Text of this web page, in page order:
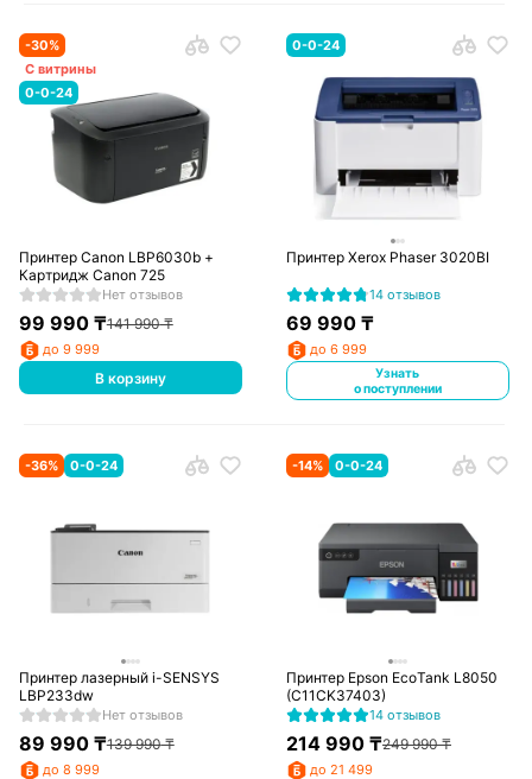
-30%
С витрины
0-0-24
Принтер Canon LBP6030b +
Картридж Canon 725
Нет отзывов
99 990₸141 990₸
до 9 999
В корзину
0-0-24
Принтер Xerox Phaser 3020BI
14 отзывов
69 990 ₸
до 6 999
Узнать
о поступлении
-36% 0-0-24
Принтер лазерный i-SENSYS
LBP233dw
Нет отзывов
89 990₸139 990₸
до 8 999
-14% 0-0-24
Принтер Epson EcoTank L8050
(C11CK37403)
14 отзывов
214 990 ₸249 990₸
до 21 499